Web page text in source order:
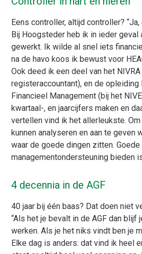
Eens controller, altijd controller?
Bij Hoogsteder heb ik in ieder
gewerkt. Ik wilde al snel iets
na de havo koos ik bewust voor
Ook deed ik een deel van het
registeraccountant), en de
Financieel Management (bij het
kwartaal-, en jaarcijfers maken en
vertellen vind ik het allerleukste.
kunnen analyseren en aan te geven
waar de goede dingen zitten. Goede
managementondersteuning bieden
4 decennia in de AGF
40 jaar bij één baas? Dat doen niet
“Als het je bevalt in de AGF dan blijf
werken. Als je het niks vindt ben je
Elke dag is anders: dat vind ik heel